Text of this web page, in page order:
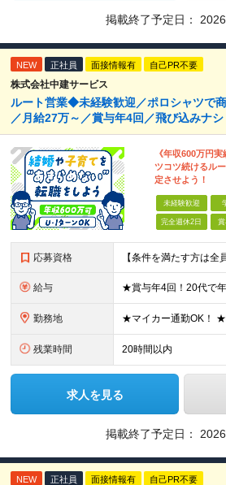
掲載終了予定日：
NEW 正社員 面接情報有 自己PR不要
株式会社中建サービス
ルート営業◆未経験歓迎／ポロシャツで
／月給27万～／賞与年4回／飛び込みナシ
《年収600万円
ツコツ続けるル
定させよう！
未経験歓迎
完全週休2日
応募資格
給与
勤務地
残業時間 20時間以内
求人を見る
掲載終了予定日：
NEW 正社員 面接情報有 自己PR不要